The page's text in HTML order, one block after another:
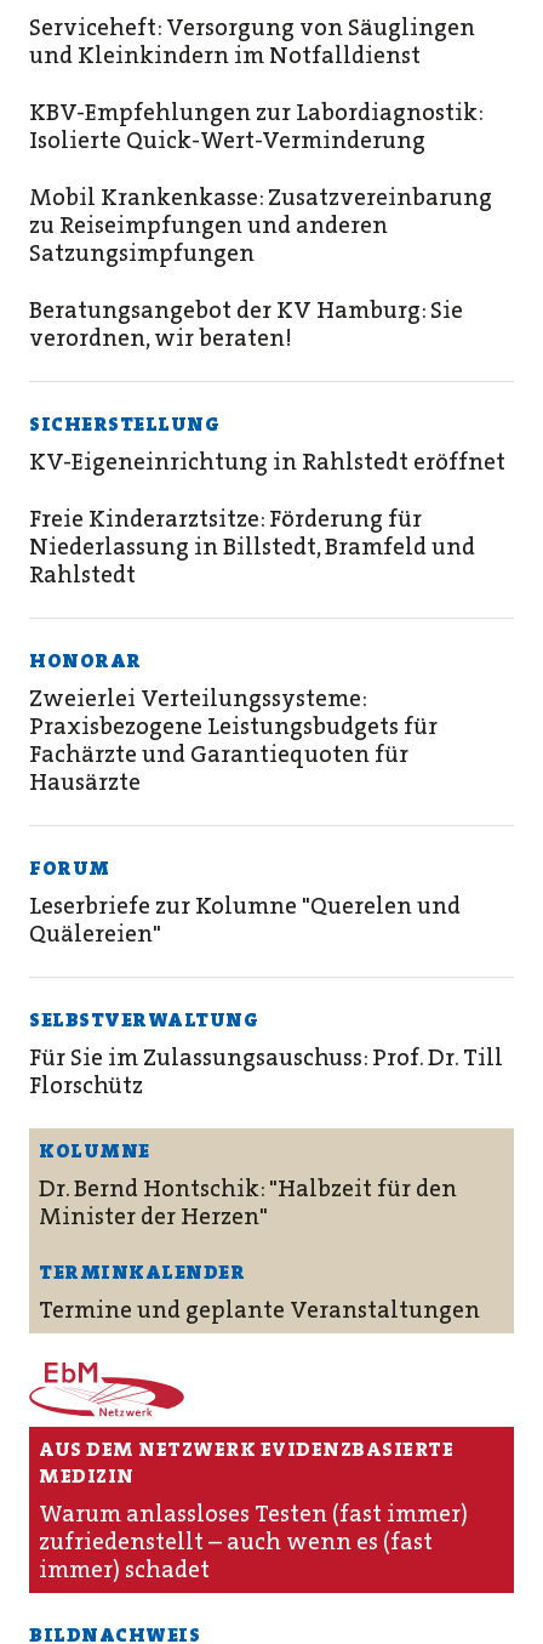
Serviceheft: Versorgung von Säuglingen
und Kleinkindern im Notfalldienst
KBV-Empfehlungen zur Labordiagnostik:
Isolierte Quick-Wert-Verminderung
Mobil Krankenkasse: Zusatzvereinbarung
zu Reiseimpfungen und anderen
Satzungsimpfungen
Beratungsangebot der KV Hamburg: Sie
verordnen, wir beraten!
SICHERSTELLUNG
KV-Eigeneinrichtung in Rahlstedt eröffnet
Freie Kinderarztsitze: Förderung für
Niederlassung in Billstedt, Bramfeld und
Rahlstedt
HONORAR
Zweierlei Verteilungssysteme:
Praxisbezogene Leistungsbudgets für
Fachärzte und Garantiequoten für
Hausärzte
FORUM
Leserbriefe zur Kolumne "Querelen und
Quälereien"
SELBSTVERWALTUNG
Für Sie im Zulassungsauschuss: Prof. Dr. Till
Florschütz
KOLUMNE
Dr. Bernd Hontschik: "Halbzeit für den
Minister der Herzen"
TERMINKALENDER
Termine und geplante Veranstaltungen
AUS DEM NETZWERK EVIDENZBASIERTE
MEDIZIN
Warum anlassloses Testen (fast immer)
zufriedenstellt – auch wenn es (fast
immer) schadet
BILDNACHWEIS